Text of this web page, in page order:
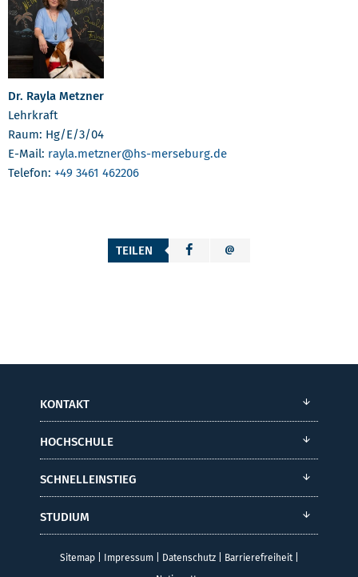
Dr. Rayla Metzner
Lehrkraft
Raum: Hg/E/3/04
E-Mail: rayla.metzner@hs-merseburg.de
Telefon: +49 3461 462206
TEILEN
KONTAKT
HOCHSCHULE
SCHNELLEINSTIEG
STUDIUM
Sitemap| Impressum| Datenschutz| Barrierefreiheit|